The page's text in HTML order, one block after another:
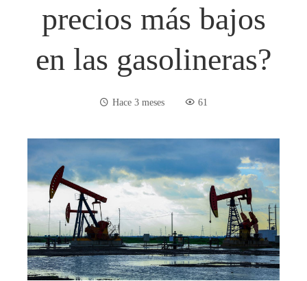
precios más bajos
en las gasolineras?
Hace 3 meses 61